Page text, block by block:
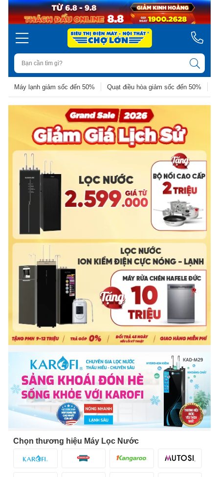
Máy lạnh giảm sốc đến 50% Quạt điều hòa giảm sốc đến 50%
Chọn thương hiệu Máy Lọc Nước